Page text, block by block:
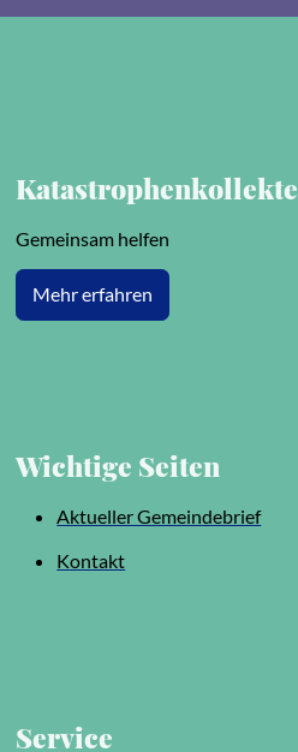
Katastrophenkollekte
Gemeinsam helfen
Mehr erfahren
Wichtige Seiten
Aktueller Gemeindebrief
Kontakt
Service